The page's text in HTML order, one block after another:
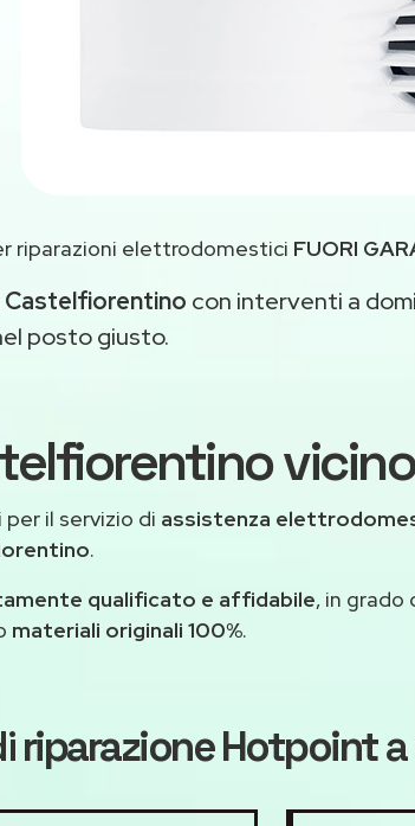
riparazioni elettrodomestici FUORI
Castelfiorentino con interventi a
posto giusto.
il servizio di assistenza
.
qualificato e affidabile, in grado
materiali originali 100%.
riparazione Hotpointa